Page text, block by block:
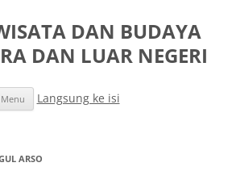
DAN BUDAYA
DAN LUAR NEGERI
Menu Langsung ke isi
ARSO